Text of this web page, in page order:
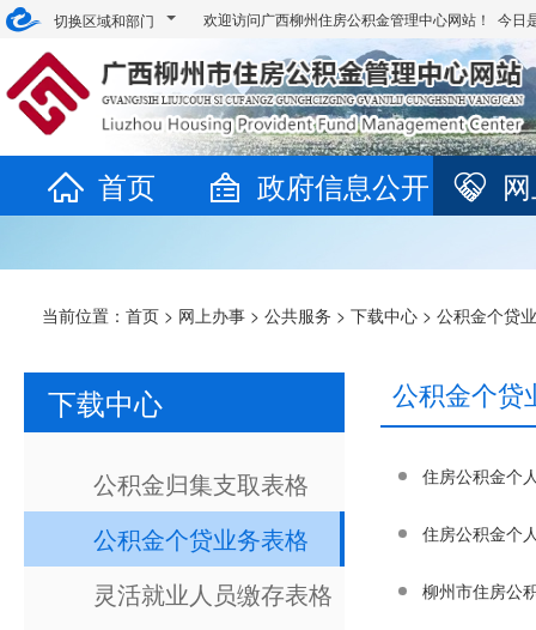
切换区域和部门 欢迎访问广西柳州住房公积金管理中心网站！ 今日
首页 政府信息公开
当前位置： 首页 > 网上办事 > 公共服务 > 下载中心 > 公积金个贷
下载中心
公积金归集支取表格
公积金个贷业务表格
灵活就业人员缴存表格
公积金个贷
住房公积金个
住房公积金个
柳州市住房公